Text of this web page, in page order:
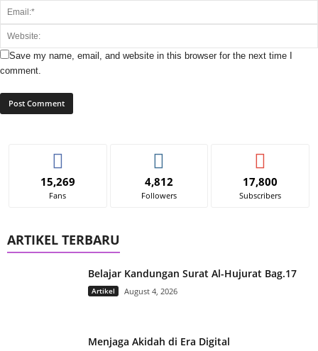
Save my name, email, and website in this browser for the next time I
comment.
15,269
Fans
4,812
Followers
17,800
Subscribers
ARTIKEL TERBARU
Belajar Kandungan Surat Al-Hujurat Bag.17
Artikel August 4, 2026
Menjaga Akidah di Era Digital